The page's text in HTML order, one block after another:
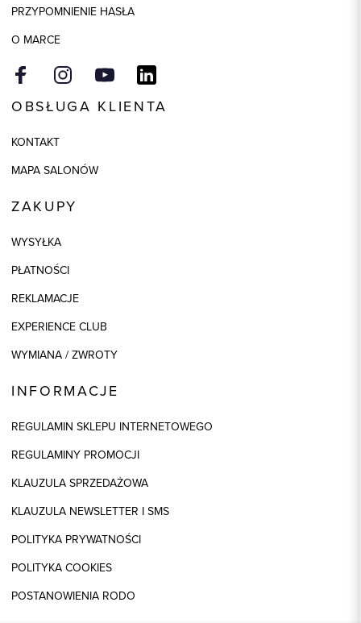
PRZYPOMNIENIE HASŁA
O MARCE
OBSŁUGA KLIENTA
KONTAKT
MAPA SALONÓW
ZAKUPY
WYSYŁKA
PŁATNOŚCI
REKLAMACJE
EXPERIENCE CLUB
WYMIANA / ZWROTY
INFORMACJE
REGULAMIN SKLEPU INTERNETOWEGO
REGULAMINY PROMOCJI
KLAUZULA SPRZEDAŻOWA
KLAUZULA NEWSLETTER I SMS
POLITYKA PRYWATNOŚCI
POLITYKA COOKIES
POSTANOWIENIA RODO